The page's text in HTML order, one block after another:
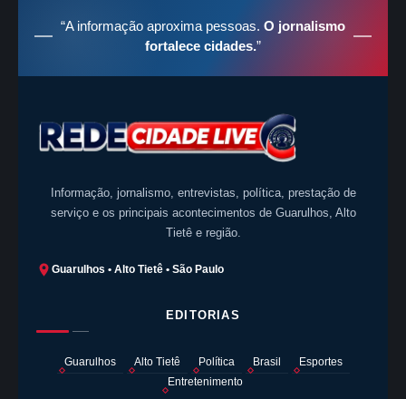
“A informação aproxima pessoas. O jornalismo
fortalece cidades.”
Informação, jornalismo, entrevistas, política, prestação de
serviço e os principais acontecimentos de Guarulhos, Alto
Tietê e região.
Guarulhos • Alto Tietê • São Paulo
EDITORIAS
Guarulhos Alto Tietê Política Brasil
Esportes
Entretenimento